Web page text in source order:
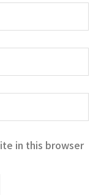
in this browser